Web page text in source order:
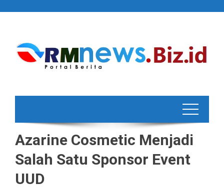
Azarine Cosmetic Menjadi
Salah Satu Sponsor Event
UUD